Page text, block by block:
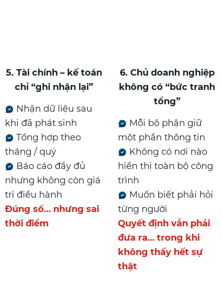
5. Tài chính – kế toán
chỉ “ghi nhận lại”
Nhận dữ liệu sau
khi đã phát sinh
Tổng hợp theo
tháng / quý
Báo cáo đầy đủ
nhưng không còn giá
trị điều hành
Đúng số… nhưng sai
thời điểm
6. Chủ doanh nghiệp
không có “bức tranh
tổng”
Mỗi bộ phận giữ
một phần thông tin
Không có nơi nào
hiển thị toàn bộ công
trình
Muốn biết phải hỏi
từng người
Quyết định vẫn phải
đưa ra… trong khi
không thấy hết sự
thật